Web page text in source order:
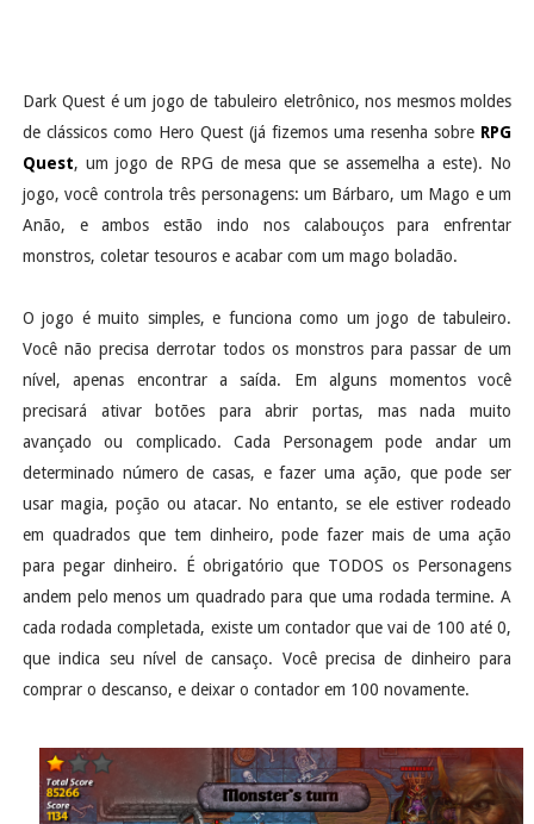
Dark Quest é um jogo de tabuleiro eletrônico, nos mesmos moldes
de clássicos como Hero Quest (já fizemos uma resenha sobre RPG
Quest, um jogo de RPG de mesa que se assemelha a este). No
jogo, você controla três personagens: um Bárbaro, um Mago e um
Anão, e ambos estão indo nos calabouços para enfrentar
monstros, coletar tesouros e acabar com um mago boladão.
O jogo é muito simples, e funciona como um jogo de tabuleiro.
Você não precisa derrotar todos os monstros para passar de um
nível, apenas encontrar a saída. Em alguns momentos você
precisará ativar botões para abrir portas, mas nada muito
avançado ou complicado. Cada Personagem pode andar um
determinado número de casas, e fazer uma ação, que pode ser
usar magia, poção ou atacar. No entanto, se ele estiver rodeado
em quadrados que tem dinheiro, pode fazer mais de uma ação
para pegar dinheiro. É obrigatório que TODOS os Personagens
andem pelo menos um quadrado para que uma rodada termine. A
cada rodada completada, existe um contador que vai de 100 até 0,
que indica seu nível de cansaço. Você precisa de dinheiro para
comprar o descanso, e deixar o contador em 100 novamente.